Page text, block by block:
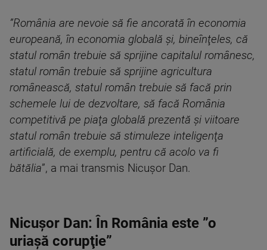
”România are nevoie să fie ancorată în economia
europeană, în economia globală şi, bineînţeles, că
statul român trebuie să sprijine capitalul românesc,
statul român trebuie să sprijine agricultura
românească, statul român trebuie să facă prin
schemele lui de dezvoltare, să facă România
competitivă pe piaţa globală prezentă şi viitoare
statul român trebuie să stimuleze inteligenţa
artificială, de exemplu, pentru că acolo va fi
bătălia”, a mai transmis Nicuşor Dan.
Nicușor Dan: În România este ”o
uriașă corupţie”